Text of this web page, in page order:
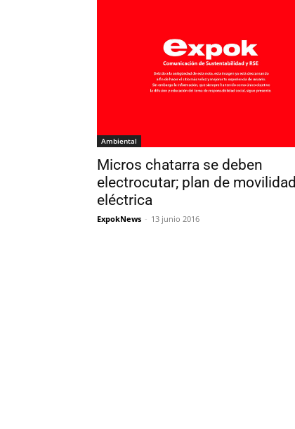
Ambiental
Micros chatarra se deben
electrocutar; plan de movilidad
eléctrica
ExpokNews - 13 junio 2016